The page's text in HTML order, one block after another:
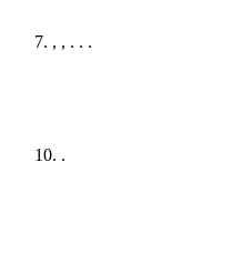
7. , , . . .
10. .